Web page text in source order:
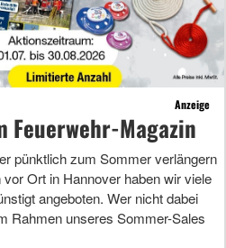
Anzeige
Feuerwehr-Magazin
pünktlich zum Sommer verlängern
Ort in Hannover haben wir viele
angeboten. Wer nicht dabei
Rahmen unseres Sommer-Sales